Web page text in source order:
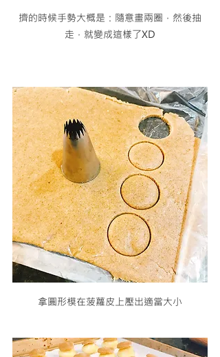
擠的時候手勢大概是：隨意畫兩圈，然後抽
走，就變成這樣了XD
拿圓形模在菠蘿皮上壓出適當大小